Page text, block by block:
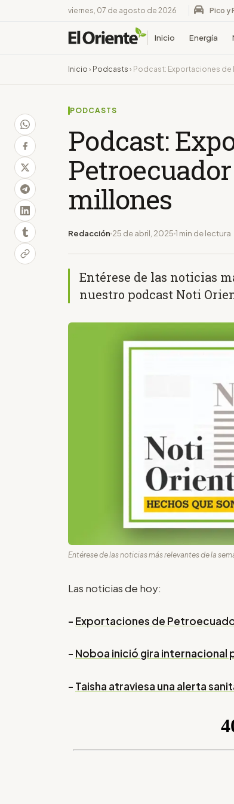
viernes, 07 de agosto de 2026 Pico y
Inicio Energía
Inicio › Podcasts › Podcast: Exportaciones de
PODCASTS
Podcast:
millones
Redacción 25 de abril, 2025 1 min de lectura
Entérese de las noticias
nuestro podcast Noti
Entérese de las noticias más relevantes de la
Las noticias de hoy:
- Exportaciones de
- Noboa inició gira internacional
- Taisha atraviesa una alerta